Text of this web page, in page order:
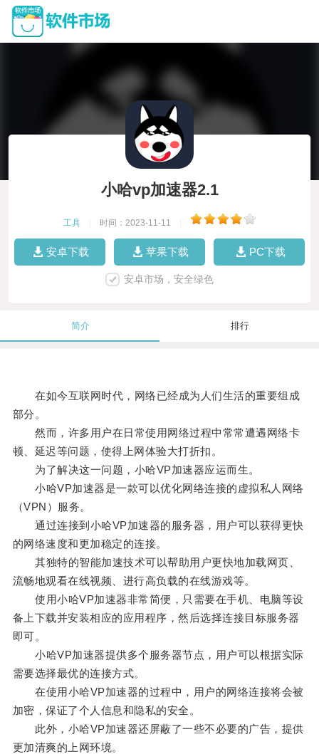
小哈vp加速器2.1
工具 时间：2023-11-11
安卓下载 苹果下载 PC下载
安卓市场，安全绿色
简介 排行
在如今互联网时代，网络已经成为人们生活的重要组成
部分。
然而，许多用户在日常使用网络过程中常常遭遇网络卡
顿、延迟等问题，使得上网体验大打折扣。
为了解决这一问题，小哈VP加速器应运而生。
小哈VP加速器是一款可以优化网络连接的虚拟私人网络
（VPN）服务。
通过连接到小哈VP加速器的服务器，用户可以获得更快
的网络速度和更加稳定的连接。
其独特的智能加速技术可以帮助用户更快地加载网页、
流畅地观看在线视频、进行高负载的在线游戏等。
使用小哈VP加速器非常简便，只需要在手机、电脑等设
备上下载并安装相应的应用程序，然后选择连接目标服务器
即可。
小哈VP加速器提供多个服务器节点，用户可以根据实际
需要选择最优的连接方式。
在使用小哈VP加速器的过程中，用户的网络连接将会被
加密，保证了个人信息和隐私的安全。
此外，小哈VP加速器还屏蔽了一些不必要的广告，提供
更加清爽的上网环境。